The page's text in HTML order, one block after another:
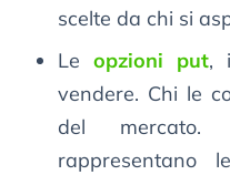
scelte da chi si
Leopzioni put,
vendere. Chi le
del mercato.
rappresentano